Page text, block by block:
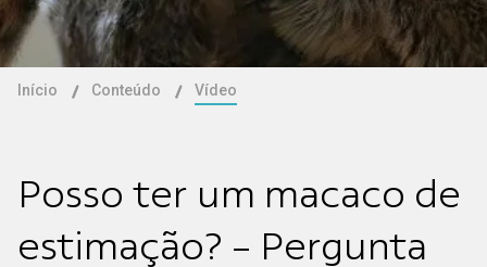
Início Conteúdo Vídeo
Posso ter um macaco de
estimação? - Pergunta